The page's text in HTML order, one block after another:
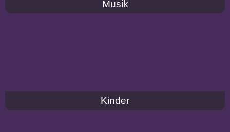
Musik
Kinder